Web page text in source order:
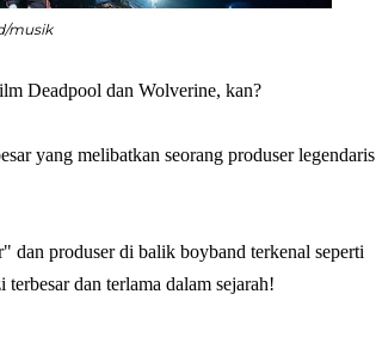
musik
Deadpool dan Wolverine, kan?
yang melibatkan seorang produser legendaris
produser di balik boyband terkenal seperti
dan terlama dalam sejarah!